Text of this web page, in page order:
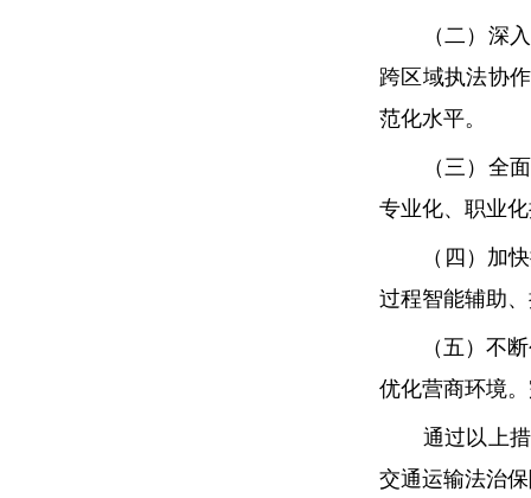
（二）深入
跨区域执法协
范化水平。
（三）全面
专业化、职业
（四）加快
过程智能辅助
（五）不断创
优化营商环境
通过以上措
交通运输法治